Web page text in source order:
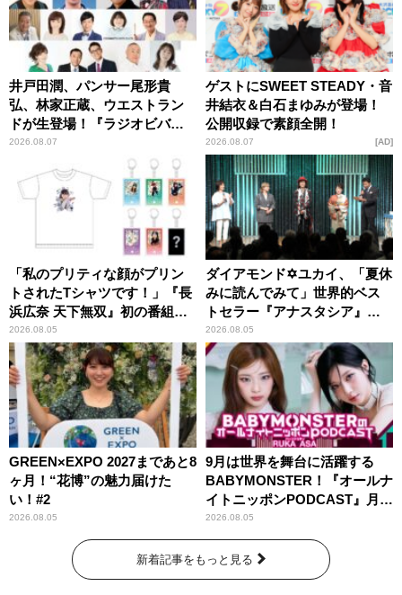
井戸田潤、パンサー尾形貴
弘、林家正蔵、ウエストラン
ドが生登場！『ラジオビバリ
ー昼ズ』
2026.08.07
ゲストにSWEET STEADY・音
井結衣＆白石まゆみが登場！
公開収録で素顔全開！
2026.08.07 AD
「私のプリティな顔がプリン
トされたTシャツです！」『長
浜広奈 天下無双』初の番組グ
ッズ発売
2026.08.05
ダイアモンド✡ユカイ、「夏休
みに読んでみて」世界的ベス
トセラー『アナスタシア』を
紹介
2026.08.05
GREEN×EXPO 2027まであと8
ヶ月！“花博”の魅力届けた
い！#2
2026.08.05
9月は世界を舞台に活躍する
BABYMONSTER！『オールナ
イトニッポンPODCAST』月替
わりパーソナリティ
2026.08.05
新着記事をもっと見る